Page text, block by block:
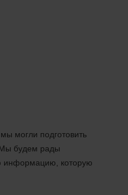
могли подготовить
будем рады
информацию, которую